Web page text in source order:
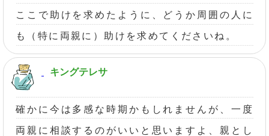
ここで助けを求めたように、どうか周囲の人に
も（特に両親に）助けを求めてくださいね。
キングテレサ
確かに今は多感な時期かもしれませんが、一度
両親に相談するのがいいと思いますよ、親とし